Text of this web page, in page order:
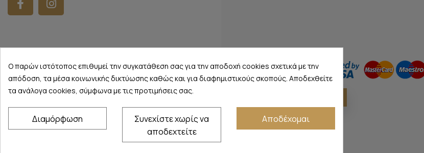
Thomas Parfums©2026 - All Rights Reserved
Ο παρών ιστότοπος επιθυμεί την συγκατάθεση σας για την αποδοχή cookies σχετικά με την
απόδοση, τα μέσα κοινωνικής δικτύωσης καθώς και για διαφημιστικούς σκοπούς. Αποδεχθείτε
τα ανάλογα cookies, σύμφωνα με τις προτιμήσεις σας.
Αποδέχομαι
Συνεχίστε χωρίς να
αποδεχτείτε
Διαμόρφωση